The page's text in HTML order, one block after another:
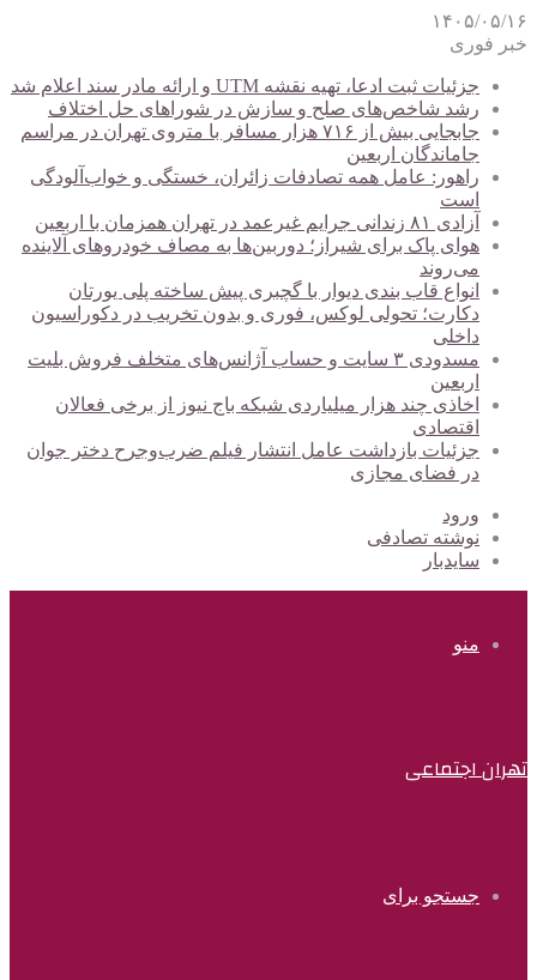
۱۴۰۵/۰۵/۱۶
خبر فوری
جزئیات ثبت ادعا، تهیه نقشه UTM و ارائه مادر سند اعلام شد
رشد شاخص‌های صلح و سازش در شوراهای حل اختلاف
جابجایی بیش از ۷۱۶ هزار مسافر با متروی تهران در مراسم
جاماندگان اربعین
راهور: عامل همه تصادفات زائران، خستگی و خواب‌آلودگی
است
آزادی ۸۱ زندانی جرایم غیرعمد در تهران همزمان با اربعین
هوای پاک برای شیراز؛ دوربین‌ها به مصاف خودروهای آلاینده
می‌روند
انواع قاب بندی دیوار با گچبری پیش ساخته پلی یورتان
دکارت؛ تحولی لوکس، فوری و بدون تخریب در دکوراسیون
داخلی
مسدودی ۳ سایت و حساب آژانس‌های متخلف فروش بلیت
اربعین
اخاذی چند هزار میلیاردی شبکه باج نیوز از برخی فعالان
اقتصادی
جزئیات بازداشت عامل انتشار فیلم ضرب‌وجرح دختر جوان
در فضای مجازی
ورود
نوشته تصادفی
سایدبار
منو
تهران اجتماعی
جستجو برای